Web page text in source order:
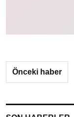
Önceki haber